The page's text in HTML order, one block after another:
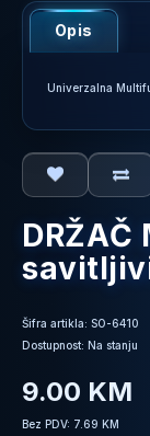
Opis
Univerzalna
DRŽAČ
Šifra artikla: SO-6410
Dostupnost: Na stanju
9.00 KM
Bez PDV: 7.69 KM